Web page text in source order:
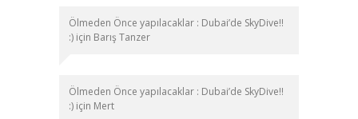
Ölmeden Önce yapılacaklar : Dubai’de SkyDive!!
:) için Barış Tanzer
Ölmeden Önce yapılacaklar : Dubai’de SkyDive!!
:) için Mert